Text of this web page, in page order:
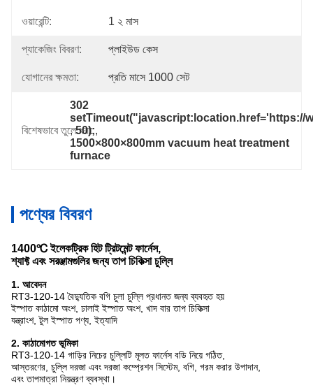
ওয়ারেন্টি: 1 ২ মাস
প্যাকেজিং বিবরণ: প্লাইউড কেস
যোগানের ক্ষমতা: প্রতি মাসে 1000 সেট
বিশেষভাবে তুলে ধরা:
302
setTimeout("javascript:location.href='https://
, 50);,
1500×800×800mm vacuum heat treatment
furnace
পণ্যের বিবরণ
1400℃ ইলেকট্রিক হিট ট্রিটমেন্ট ফার্নেস,
শ্যাফ্ট এবং সরঞ্জামগুলির জন্য তাপ চিকিত্সা চুল্লি
1. আবেদন
RT3-120-14 বৈদ্যুতিক বগি চুলা চুল্লি প্রধানত জন্য ব্যবহৃত হয়
ইস্পাত কাঠামো অংশ, ঢালাই ইস্পাত অংশ, খাদ বার তাপ চিকিত্সা
যন্ত্রাংশ, টুল ইস্পাত পণ্য, ইত্যাদি
2. কাঠামোগত ভূমিকা
RT3-120-14 গাড়ির নিচের চুল্লিটি মূলত ফার্নেস বডি নিয়ে গঠিত,
আস্তরণের, চুল্লি দরজা এবং দরজা কম্প্রেশন সিস্টেম, বগি, গরম করার উপাদান,
এবং তাপমাত্রা নিয়ন্ত্রণ ব্যবস্থা।